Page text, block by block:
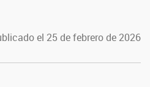
el 25 de febrero de 2026